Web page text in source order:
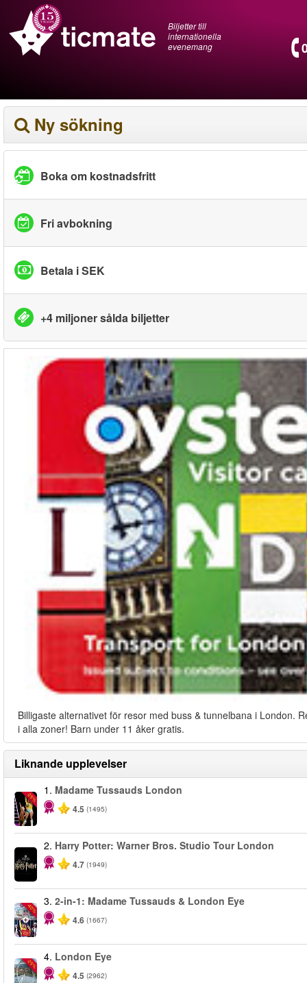
Biljetter till
internationella
evenemang
Ny sökning
Boka om kostnadsfritt
Fri avbokning
Betala i SEK
+4 miljoner sålda biljetter
Billigaste alternativet för resor med buss & tunnelbana i London.
i alla zoner! Barn under 11 åker gratis.
Liknande upplevelser
-25%
1. Madame Tussauds London
4.5 (1495)
2. Harry Potter: Warner Bros. Studio Tour London
4.7 (1949)
-40%
3. 2-in-1: Madame Tussauds & London Eye
4.6 (1667)
-25%
4. London Eye
4.5 (2962)